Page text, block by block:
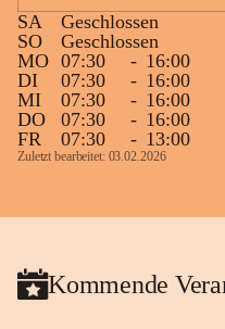
SA
Geschlossen
SO
Geschlossen
MO 07:30 - 16:00
DI
07:30 - 16:00
MI
07:30 - 16:00
DO
07:30 - 16:00
FR
07:30 - 13:00
Zuletzt bearbeitet: 03.02.2026
Kommende